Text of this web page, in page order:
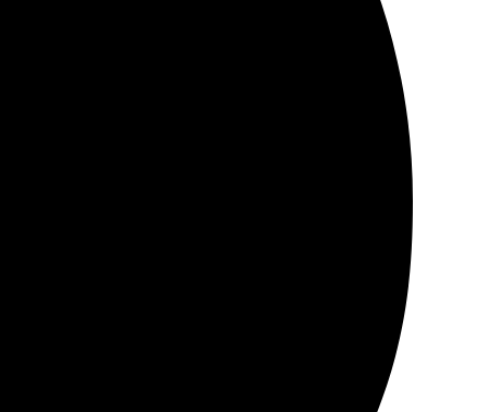
Процесс прост: выбрала изображение,
было видеть такой подход к клиентам!
Выбор формата и материала впечатляет.